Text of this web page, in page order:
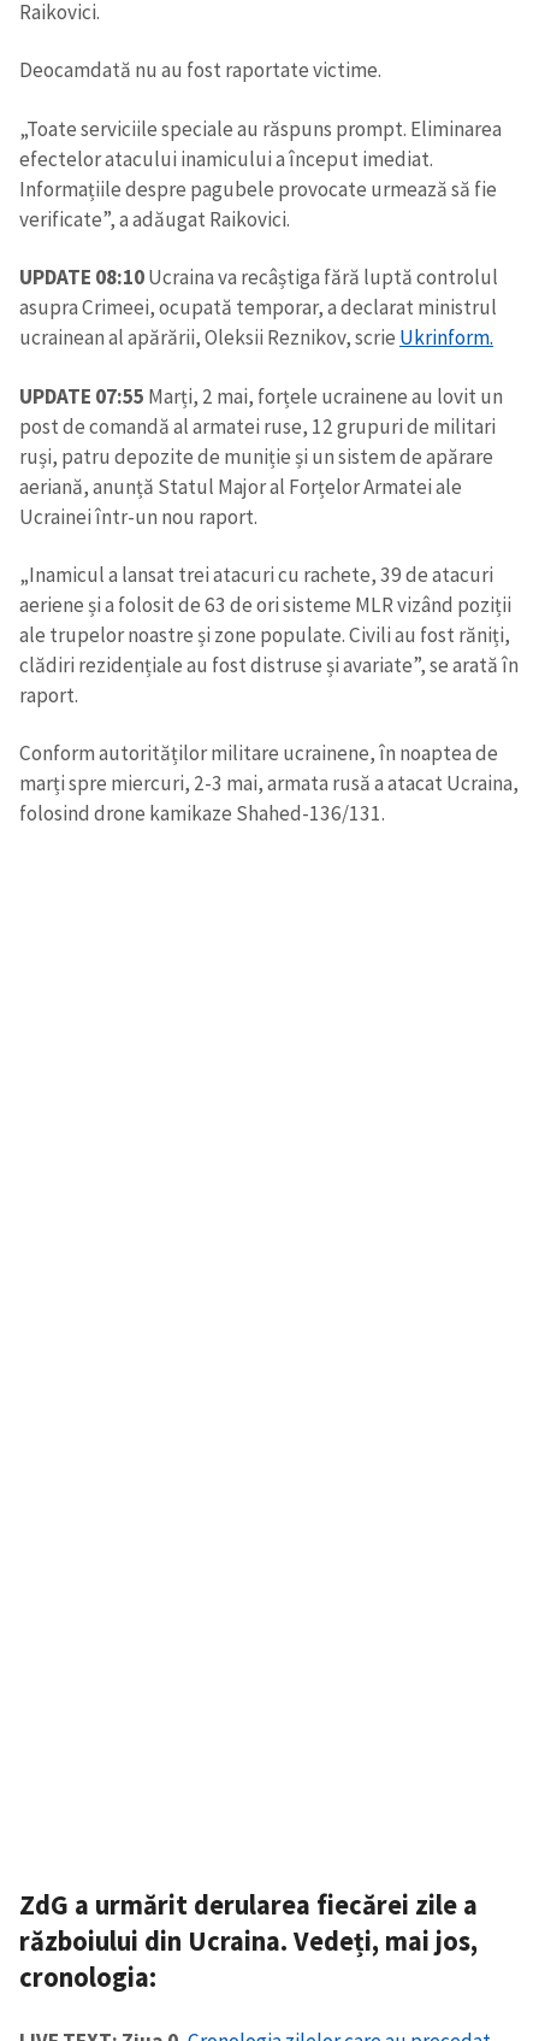
Raikovici.
Deocamdată nu au fost raportate victime.
„Toate serviciile speciale au răspuns prompt. Eliminarea
efectelor atacului inamicului a început imediat.
Informațiile despre pagubele provocate urmează să fie
verificate”, a adăugat Raikovici.
UPDATE 08:10Ucraina va recâștiga fără luptă controlul
asupra Crimeei, ocupată temporar, a declarat ministrul
ucrainean al apărării, Oleksii Reznikov, scrie Ukrinform.
UPDATE 07:55 Marți, 2 mai, forțele ucrainene au lovit un
post de comandă al armatei ruse, 12 grupuri de militari
ruși, patru depozite de muniție și un sistem de apărare
aeriană, anunță Statul Major al Forțelor Armatei ale
Ucrainei într-un nou raport.
„Inamicul a lansat trei atacuri cu rachete, 39 de atacuri
aeriene și a folosit de 63 de ori sisteme MLR vizând poziții
ale trupelor noastre și zone populate. Civili au fost răniți,
clădiri rezidențiale au fost distruse și avariate”, se arată în
raport.
Conform autorităților militare ucrainene, în noaptea de
marți spre miercuri, 2-3 mai, armata rusă a atacat Ucraina,
folosind drone kamikaze Shahed-136/131.
ZdG a urmărit derularea fiecărei zile a
războiului din Ucraina. Vedeți, mai jos,
cronologia: